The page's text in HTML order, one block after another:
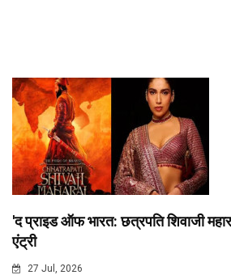
'द प्राइड ऑफ भारत: छत्रपति शिवाजी
एंट्री
27 Jul, 2026